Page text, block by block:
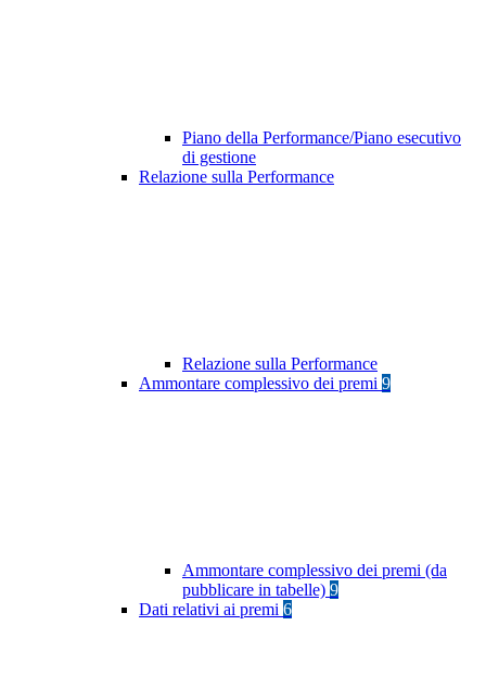
Piano della Performance/Piano esecutivo
di gestione
Relazione sulla Performance
Relazione sulla Performance
Ammontare complessivo dei premi 9
Ammontare complessivo dei premi (da
pubblicare in tabelle) 9
Dati relativi ai premi 6